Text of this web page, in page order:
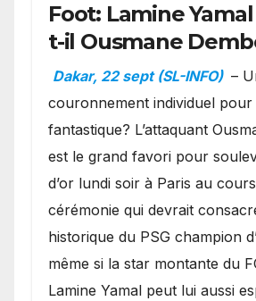
Foot: Lamine
t-il Ousmane
Ballon d’or ?
Dakar, 22 sept (SL-INFO) –
couronnement individuel pour
fantastique? L’attaquant
est le grand favori pour
d’or lundi soir à Paris au cours
cérémonie qui devrait
historique du PSG champion
même si la star montante du
Lamine Yamal peut lui aussi